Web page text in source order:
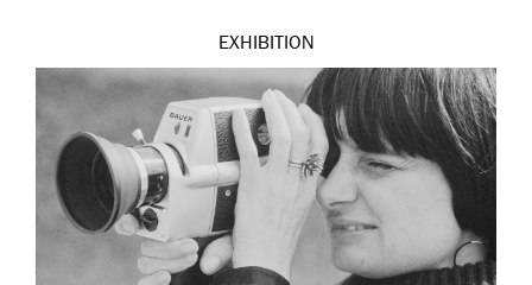
EXHIBITION